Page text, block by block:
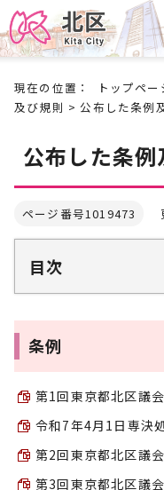
現在の位置： トップペー
及び規則 > 公布した条例
公布した条例
ページ番号1019473
目次
条例
第1回東京都北区議
令和7年4月1日専決
第2回東京都北区議
第3回東京都北区議